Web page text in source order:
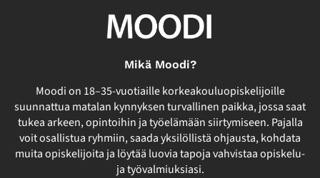
Mikä Moodi?
Moodi on 18–35-vuotiaille korkeakouluopiskelijoille
suunnattua matalan kynnyksen turvallinen paikka, jossa saat
tukea arkeen, opintoihin ja työelämään siirtymiseen. Pajalla
voit osallistua ryhmiin, saada yksilöllistä ohjausta, kohdata
muita opiskelijoita ja löytää luovia tapoja vahvistaa opiskelu-
ja työvalmiuksiasi.